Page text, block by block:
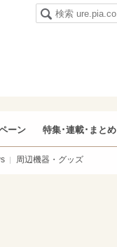
ーン 特集･連載･まとめ
周辺機器・グッズ